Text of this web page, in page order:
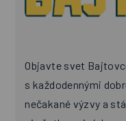
Objavte svet
s každodennými
nečakané výzvy a